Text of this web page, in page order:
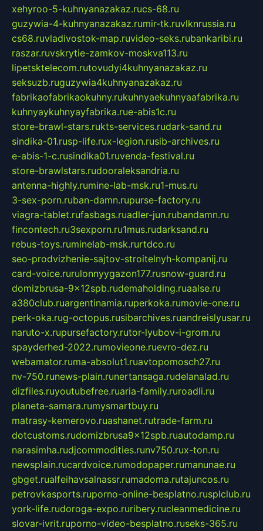
xehyroo-5-kuhnyanazakaz.rucs-68.ru
guzywia-4-kuhnyanazakaz.rumir-tk.ruvlknrussia.ru
cs68.ruvladivostok-map.ruvideo-seks.rubankaribi.ru
raszar.ruvskrytie-zamkov-moskva113.ru
lipetsktelecom.rutovudyi4kuhnyanazakaz.ru
seksuzb.ruguzywia4kuhnyanazakaz.ru
fabrikaofabrikaokuhny.rukuhnyaekuhnyaafabrika.ru
kuhnyaykuhnyayfabrika.rue-abis1c.ru
store-brawl-stars.rukts-services.rudark-sand.ru
sindika-01.rusp-life.rux-legion.rusib-archives.ru
e-abis-1-c.rusindika01.ruvenda-festival.ru
store-brawlstars.rudooraleksandria.ru
antenna-highly.rumine-lab-msk.ru1-mus.ru
3-sex-porn.ruban-damn.rupurse-factory.ru
viagra-tablet.rufasbags.ruadler-jun.rubandamn.ru
fincontech.ru3sexporn.ru1mus.rudarksand.ru
rebus-toys.ruminelab-msk.rurtdco.ru
seo-prodvizhenie-sajtov-stroitelnyh-kompanij.ru
card-voice.rurulonnyygazon177.rusnow-guard.ru
domizbrusa-9x12spb.rudemaholding.ruaalse.ru
a380club.ruargentinamia.ruperkoka.rumovie-one.ru
perk-oka.rug-octopus.rusibarchives.ruandreislyusar.ru
naruto-x.rupursefactory.rutor-lyubov-i-grom.ru
spayderhed-2022.rumovieone.ruevro-dez.ru
webamator.ruma-absolut1.ruavtopomosch27.ru
nv-750.runews-plain.runertansaga.rudelanalad.ru
dizfiles.ruyoutubefree.ruaria-family.ruroadli.ru
planeta-samara.rumysmartbuy.ru
matrasy-kemerovo.ruashanet.rutrade-farm.ru
dotcustoms.rudomizbrusa9x12spb.ruautodamp.ru
narasimha.rudjcommodities.runv750.rux-ton.ru
newsplain.rucardvoice.rumodopaper.rumanunae.ru
gbget.rualfeihavsalnassr.rumadoma.rutajuncos.ru
petrovkasports.ruporno-online-besplatno.rusplclub.ru
york-life.rudoroga-expo.ruribery.rucleanmedicine.ru
slovar-ivrit.ruporno-video-besplatno.ruseks-365.ru